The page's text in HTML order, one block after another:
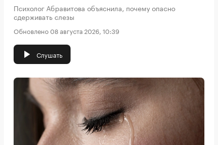
Психолог Абравитова объяснила, почему опасно
сдерживать слезы
Обновлено 08 августа 2026, 10:39
Слушать